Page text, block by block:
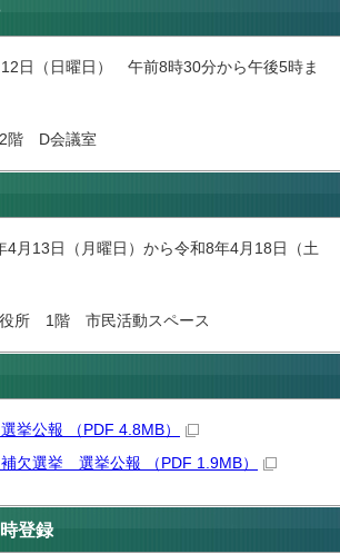
日（日曜日） 午前8時30分から午後5時ま
階 D会議室
月13日（月曜日）から令和8年4月18日（土
1階 市民活動スペース
挙公報 （PDF 4.8MB）
欠選挙 選挙公報 （PDF 1.9MB）
登録